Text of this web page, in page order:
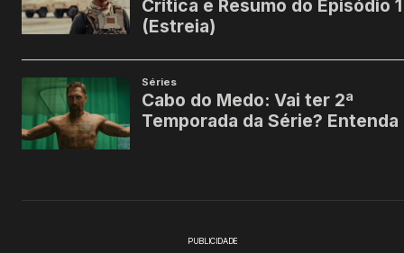
PUBLICIDADE